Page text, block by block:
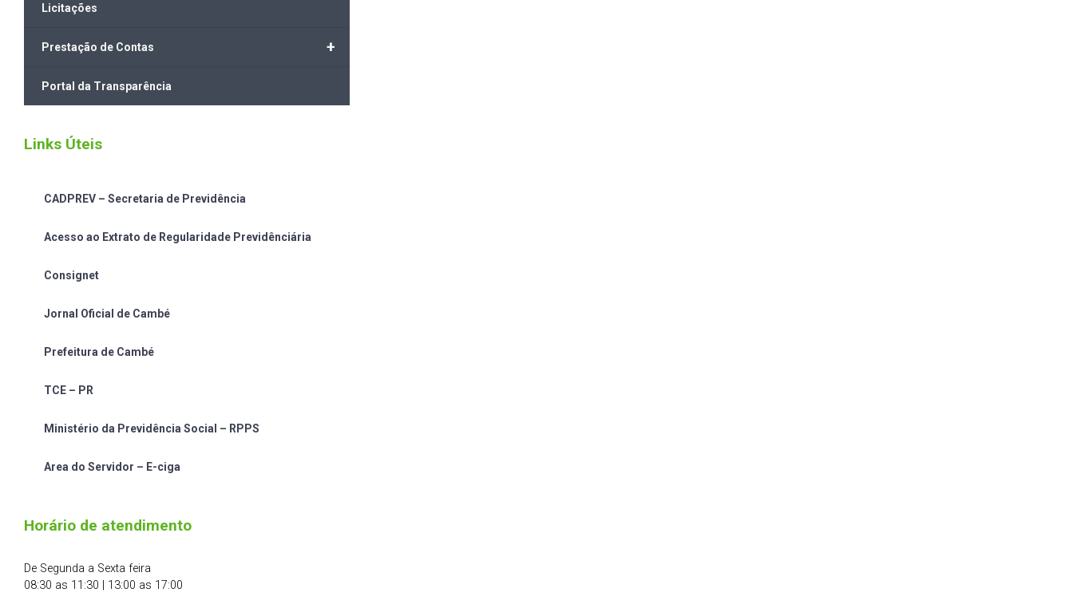
Licitações
+
Prestação de Contas
Portal da Transparência
Links Úteis
CADPREV – Secretaria de Previdência
Acesso ao Extrato de Regularidade Previdênciária
Consignet
Jornal Oficial de Cambé
Prefeitura de Cambé
TCE – PR
Ministério da Previdência Social – RPPS
Area do Servidor – E-ciga
Horário de atendimento
De Segunda a Sexta feira
08:30 as 11:30 | 13:00 as 17:00